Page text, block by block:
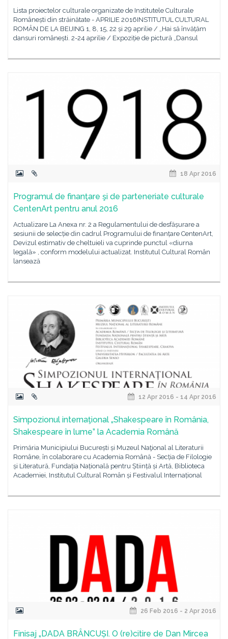
Lista proiectelor culturale organizate de Institutele Culturale
Românești din străinătate - APRILIE 2016INSTITUTUL CULTURAL
ROMÂN DE LA BEIJING 1, 8, 15, 22 și 29 aprilie / „Hai să învățăm
dansuri românești. 2-24 aprilie / Expoziție de pictură „Dansul
18 Apr 2016
Programul de finanţare şi de parteneriate culturale
CentenArt pentru anul 2016
Actualizare La Anexa nr. 2 a Regulamentului de desfășurare a
sesiunii de selecție din cadrul Programului de finanțare CentenArt,
Devizul estimativ de cheltuieli va cuprinde punctul «diurna
legală» , conform modelului actualizat. Institutul Cultural Român
lansează
12 Apr 2016 - 14 Apr 2016
Simpozionul internaţional „Shakespeare în România,
Shakespeare în lume” la Academia Română
Primăria Municipiului București și Muzeul Naţional al Literaturii
Române, în colaborare cu Academia Română - Secția de Filologie
și Literatură, Fundația Națională pentru Știință și Artă, Biblioteca
Academiei, Institutul Cultural Român și Festivalul Internațional
26 Feb 2016 - 2 Apr 2016
Finisaj „DADA BRÂNCUȘI. O (re)citire de Dan Mircea